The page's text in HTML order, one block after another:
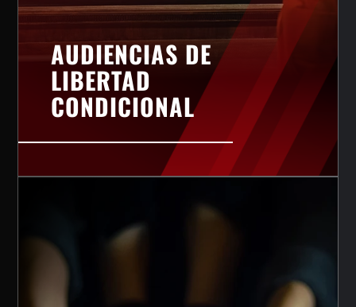
AUDIENCIAS DE
LIBERTAD
CONDICIONAL